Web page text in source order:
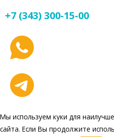
+7 (343) 300-15-00
Мы используем куки для
сайта. Если Вы продолжите